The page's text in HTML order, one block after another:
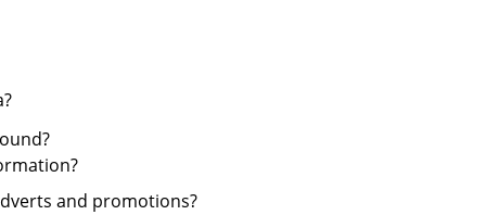
and promotions?